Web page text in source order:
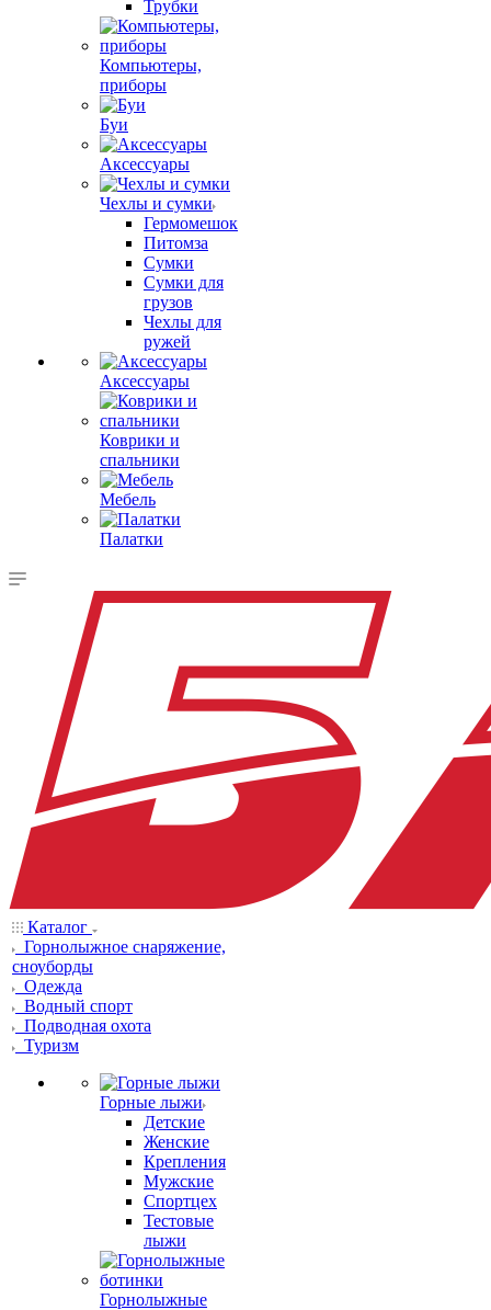
Трубки
Компьютеры,
приборы
Буи
Аксессуары
Чехлы и сумки
Гермомешок
Питомза
Сумки
Сумки для
грузов
Чехлы для
ружей
Аксессуары
Коврики и
спальники
Мебель
Палатки
Каталог
Горнолыжное снаряжение,
сноуборды
Одежда
Водный спорт
Подводная охота
Туризм
Горные лыжи
Детские
Женские
Крепления
Мужские
Спортцех
Тестовые
лыжи
Горнолыжные